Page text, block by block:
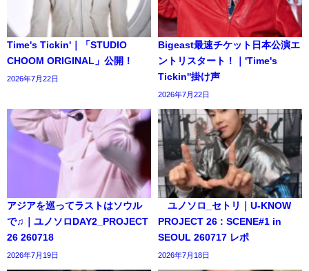
Time's Tickin'｜「STUDIO
CHOOM ORIGINAL」公開！
2026年7月22日
Bigeast最速チケット日本公演エ
ントリスタート！｜'Time's
Tickin''掛け声
2026年7月22日
アジアを巡ってラストはソウル
で♫｜ユノソロDAY2_PROJECT
26 260718
2026年7月19日
ユノソロ_セトリ｜U-KNOW
PROJECT 26 : SCENE#1 in
SEOUL 260717 レポ
2026年7月18日